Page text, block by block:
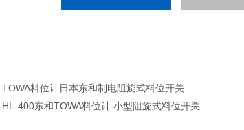
TOWA料位计日本东和制电阻旋式料位开关
HL-400东和TOWA料位计 小型阻旋式料位开关